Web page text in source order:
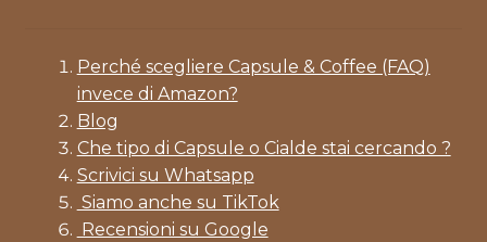
Perché scegliere Capsule & Coffee (FAQ)
invece di Amazon?
Blog
Che tipo di Capsule o Cialde stai cercando ?
Scrivici su Whatsapp
Siamo anche su TikTok
Recensioni su Google